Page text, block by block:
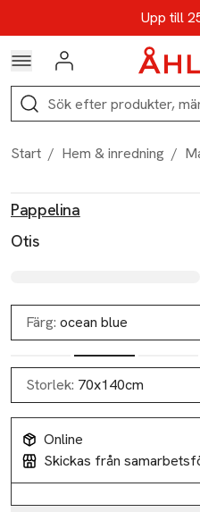
Hoppa till navigationsmenyn
Upp till
Kod:
Logga in
Sök
Start / Hem & inredning /
Pappelina
Otis
Färg: ocean blue
Storlek: 70x140cm
Online
Skickas från